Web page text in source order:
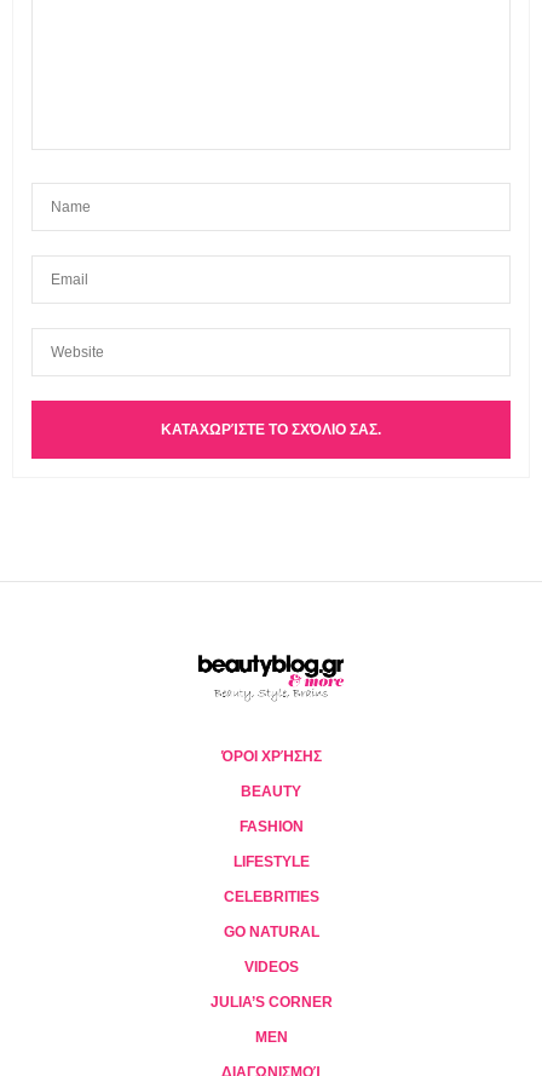
ΌΡΟΙ ΧΡΉΣΗΣ
BEAUTY
FASHION
LIFESTYLE
CELEBRITIES
GO NATURAL
VIDEOS
JULIA’S CORNER
MEN
ΔΙΑΓΩΝΙΣΜΟΊ